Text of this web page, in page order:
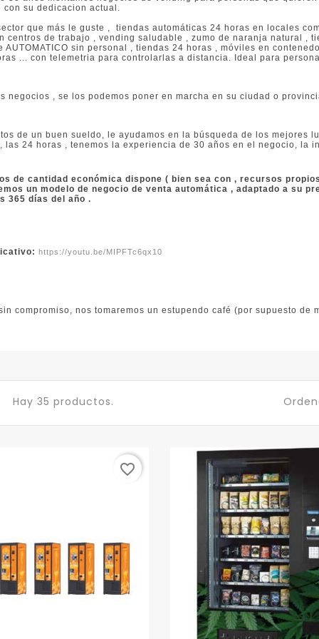
con su dedicacion actual.
que más le guste , tiendas automáticas 24 horas en locales
centros de trabajo , vending saludable , zumo de naranja natural ,
AUTOMATICO sin personal , tiendas 24 horas , móviles en
... con telemetria para controlarlas a distancia. Ideal para
negocios , se los podemos poner en marcha en su ciudad o
de un buen sueldo, le ayudamos en la búsqueda de los mejores
las 24 horas , tenemos la experiencia de 30 años en el negocio, la
de cantidad económica dispone ( bien sea con , recursos
un modelo de negocio de venta automática , adaptado a su
365 días del año .
https://youtu.be/MIPFTc6qx10
compromiso, nos tomaremos un estupendo café (por supuesto de
Hay 35 productos.
favorite_border